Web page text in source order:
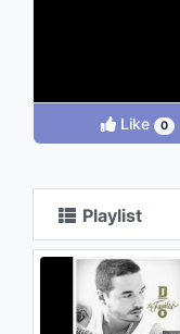
Like 0
Playlist